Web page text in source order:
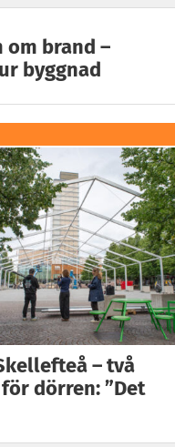
brand –
byggnad
– två
dörren: ”Det